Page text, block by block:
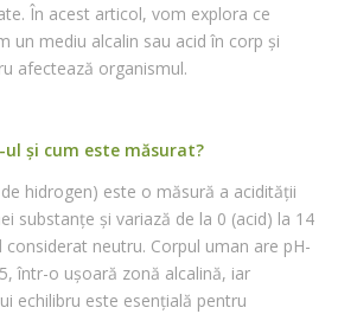
În acest articol, vom explora ce
un mediu alcalin sau acid în corp și
afectează organismul.
ul și cum este măsurat?
hidrogen) este o măsură a acidității
substanțe și variază de la 0 (acid) la 14
considerat neutru. Corpul uman are pH-
într-o ușoară zonă alcalină, iar
echilibru este esențială pentru